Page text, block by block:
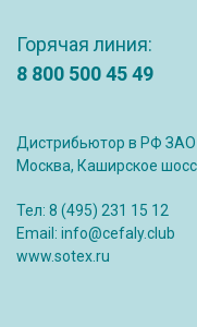
Горячая линия:
8 800 500 45 49
Дистрибьютор в РФ
Москва, Каширское
Тел: 8 (495) 231 15 12
Email: info@cefaly.club
www.sotex.ru